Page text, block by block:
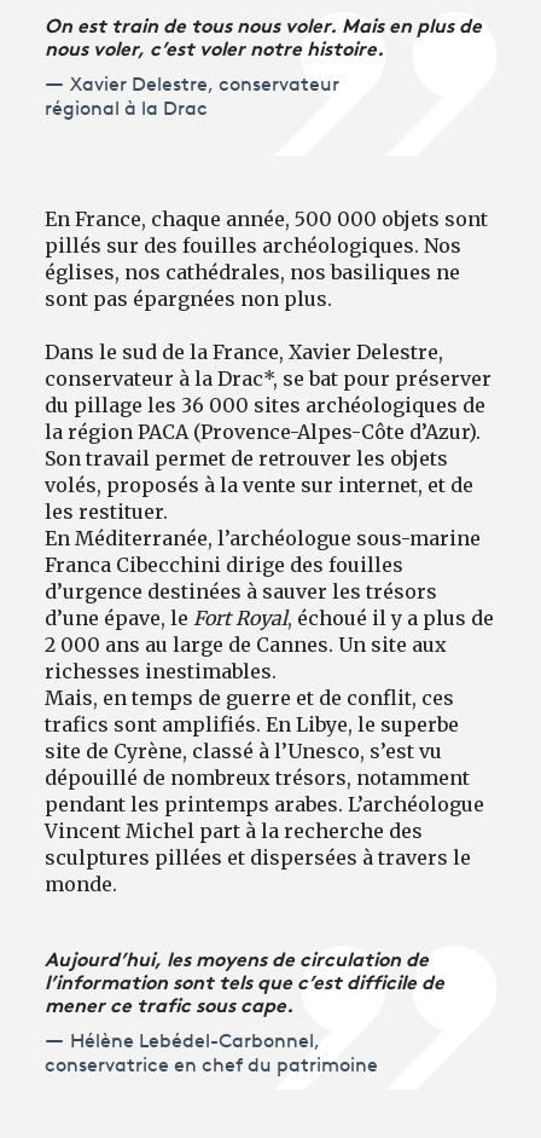
On est train de tous nous voler. Mais en plus de
nous voler, c’est voler notre histoire.
Xavier Delestre, conservateur
régional à la Drac
En France, chaque année, 500 000 objets sont
pillés sur des fouilles archéologiques. Nos
églises, nos cathédrales, nos basiliques ne
sont pas épargnées non plus.
Dans le sud de la France, Xavier Delestre,
conservateur à la Drac*, se bat pour préserver
du pillage les 36 000 sites archéologiques de
la région PACA (Provence-Alpes-Côte d’Azur).
Son travail permet de retrouver les objets
volés, proposés à la vente sur internet, et de
les restituer.
En Méditerranée, l’archéologue sous-marine
Franca Cibecchini dirige des fouilles
d’urgence destinées à sauver les trésors
d’une épave, le Fort Royal, échoué il y a plus de
2 000 ans au large de Cannes. Un site aux
richesses inestimables.
Mais, en temps de guerre et de conflit, ces
trafics sont amplifiés. En Libye, le superbe
site de Cyrène, classé à l’Unesco, s’est vu
dépouillé de nombreux trésors, notamment
pendant les printemps arabes. L’archéologue
Vincent Michel part à la recherche des
sculptures pillées et dispersées à travers le
monde.
Aujourd’hui, les moyens de circulation de
l’information sont tels que c’est difficile de
mener ce trafic sous cape.
Hélène Lebédel-Carbonnel,
conservatrice en chef du patrimoine